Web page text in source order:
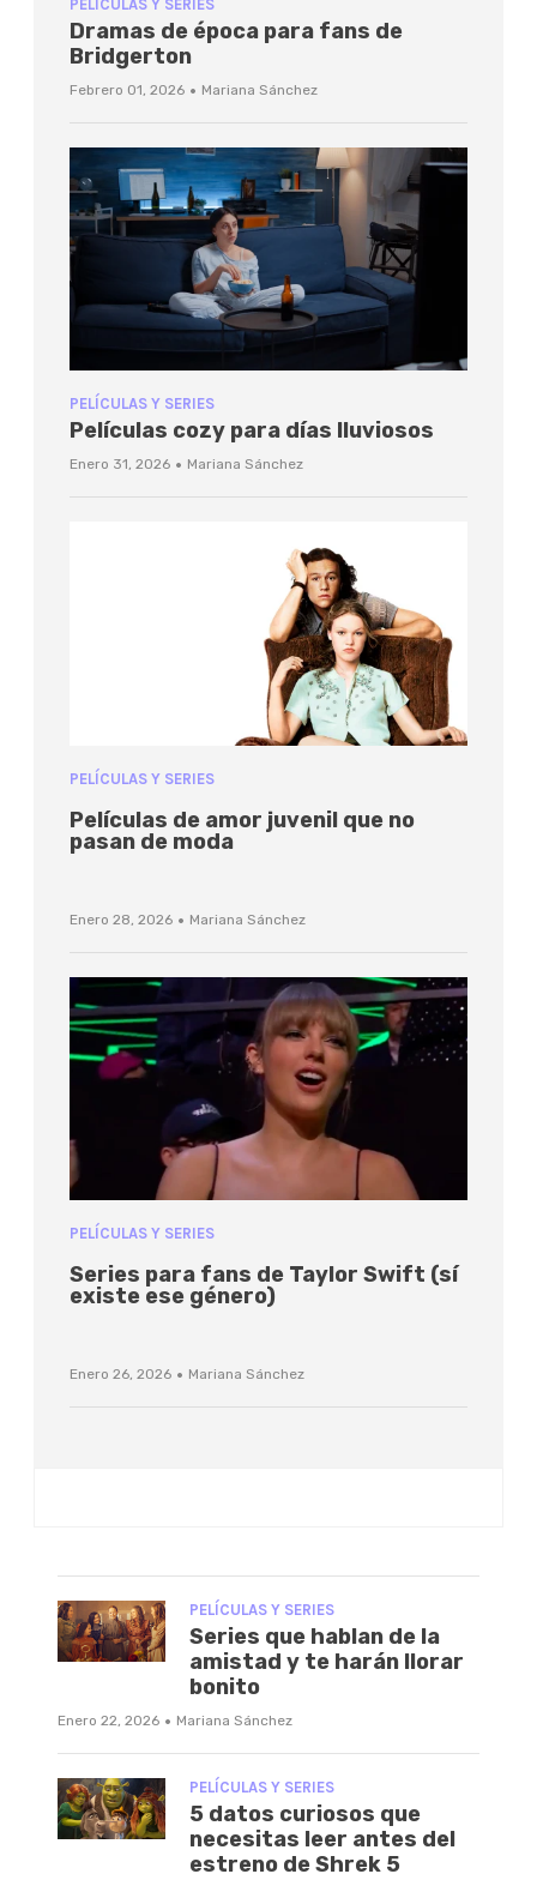
PELÍCULAS Y SERIES
Dramas de época para fans de
Bridgerton
Febrero 01, 2026 · Mariana Sánchez
PELÍCULAS Y SERIES
Películas cozy para días lluviosos
Enero 31, 2026 · Mariana Sánchez
PELÍCULAS Y SERIES
Películas de amor juvenil que no
pasan de moda
Enero 28, 2026 · Mariana Sánchez
PELÍCULAS Y SERIES
Series para fans de Taylor Swift (sí
existe ese género)
Enero 26, 2026 · Mariana Sánchez
PELÍCULAS Y SERIES
Series que hablan de la
amistad y te harán llorar
bonito
Enero 22, 2026 · Mariana Sánchez
PELÍCULAS Y SERIES
5 datos curiosos que
necesitas leer antes del
estreno de Shrek 5